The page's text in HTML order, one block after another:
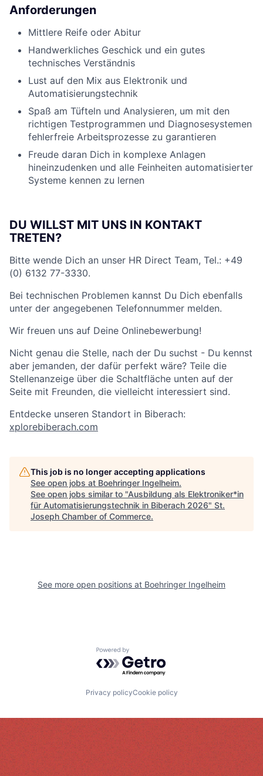
Anforderungen
Mittlere Reife oder Abitur
Handwerkliches Geschick und ein gutes
technisches Verständnis
Lust auf den Mix aus Elektronik und
Automatisierungstechnik
Spaß am Tüfteln und Analysieren, um mit den
richtigen Testprogrammen und Diagnosesystemen
fehlerfreie Arbeitsprozesse zu garantieren
Freude daran Dich in komplexe Anlagen
hineinzudenken und alle Feinheiten automatisierter
Systeme kennen zu lernen
DU WILLST MIT UNS IN KONTAKT
TRETEN?
Bitte wende Dich an unser HR Direct Team, Tel.: +49
(0) 6132 77-3330.
Bei technischen Problemen kannst Du Dich ebenfalls
unter der angegebenen Telefonnummer melden.
Wir freuen uns auf Deine Onlinebewerbung!
Nicht genau die Stelle, nach der Du suchst - Du kennst
aber jemanden, der dafür perfekt wäre? Teile die
Stellenanzeige über die Schaltfläche unten auf der
Seite mit Freunden, die vielleicht interessiert sind.
Entdecke unseren Standort in Biberach:
xplorebiberach.com
This job is no longer accepting applications
See open jobs at Boehringer Ingelheim.
See open jobs similar to "Ausbildung als Elektroniker*in
für Automatisierungstechnik in Biberach 2026" St.
Joseph Chamber of Commerce.
See more open positions at Boehringer Ingelheim
Powered by Getro.com
Privacy policyCookie policy